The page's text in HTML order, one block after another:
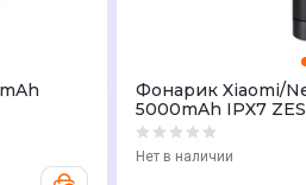
Фонарик Xiaomi/
5000mAh IPX7
Нет в наличии